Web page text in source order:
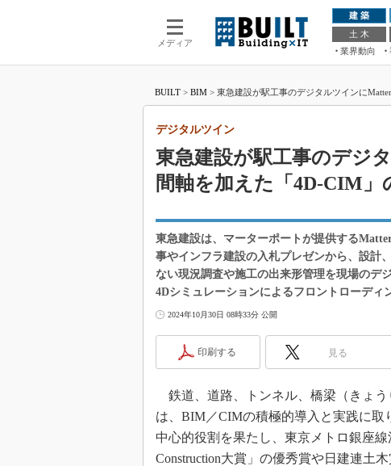
メディア
建 築
土 木
業界動向
ド
ム
BUILT > BIM > 東急建設が駅工事のデジタルツインに
東急建設が駅工事のデジ
間軸を加えた「4D-CIM」
デジタルツイン
東急建設は、マーターポートが提供する
事やインフラ建設の入札プレゼンから、設計
ない現況調査や施工の出来形管理を現場のデ
4Dシミュレーションによるフロントローディ
2024年10月30日 08時33分 公開
印刷する 見る
鉄道、道路、トンネル、橋梁（きょ
は、BIM／CIMの積極的導入と実践に
中心的役割を果たし、東京メトロ銀座
Construction大賞」の優秀賞や日建連土